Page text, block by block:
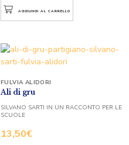
AGGIUNGI AL CARRELLO
Ali di gru
13,50€
FULVIA ALIDORI
SILVANO SARTI IN UN RACCONTO PER LE
SCUOLE